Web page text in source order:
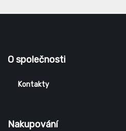
O společnosti
Kontakty
Nakupování